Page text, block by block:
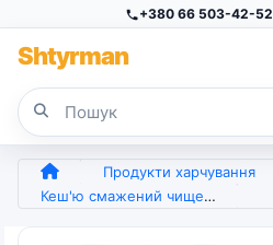
+380 66 503-42-52
Shtyrman
Продукти харчування
Кеш'ю смажений чищений несолоний 1 кг (арт. 7490)